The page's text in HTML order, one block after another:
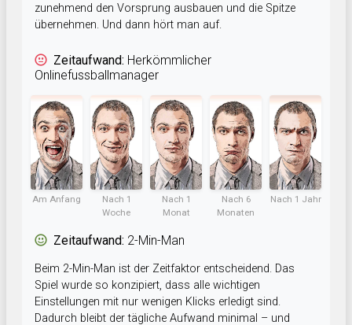
zunehmend den Vorsprung ausbauen und die Spitze
übernehmen. Und dann hört man auf.
Zeitaufwand: Herkömmlicher
Onlinefussballmanager
Am Anfang
Nach 1
Woche
Nach 1
Monat
Nach 6
Monaten
Nach 1 Jahr
Zeitaufwand: 2-Min-Man
Beim 2-Min-Man ist der Zeitfaktor entscheidend. Das
Spiel wurde so konzipiert, dass alle wichtigen
Einstellungen mit nur wenigen Klicks erledigt sind.
Dadurch bleibt der tägliche Aufwand minimal – und